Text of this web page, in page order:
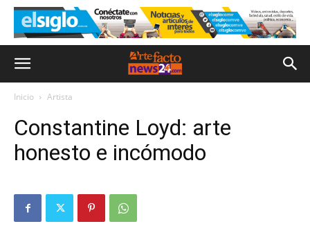
Inicio Artista
Constantine Loyd: arte
honesto e incómodo